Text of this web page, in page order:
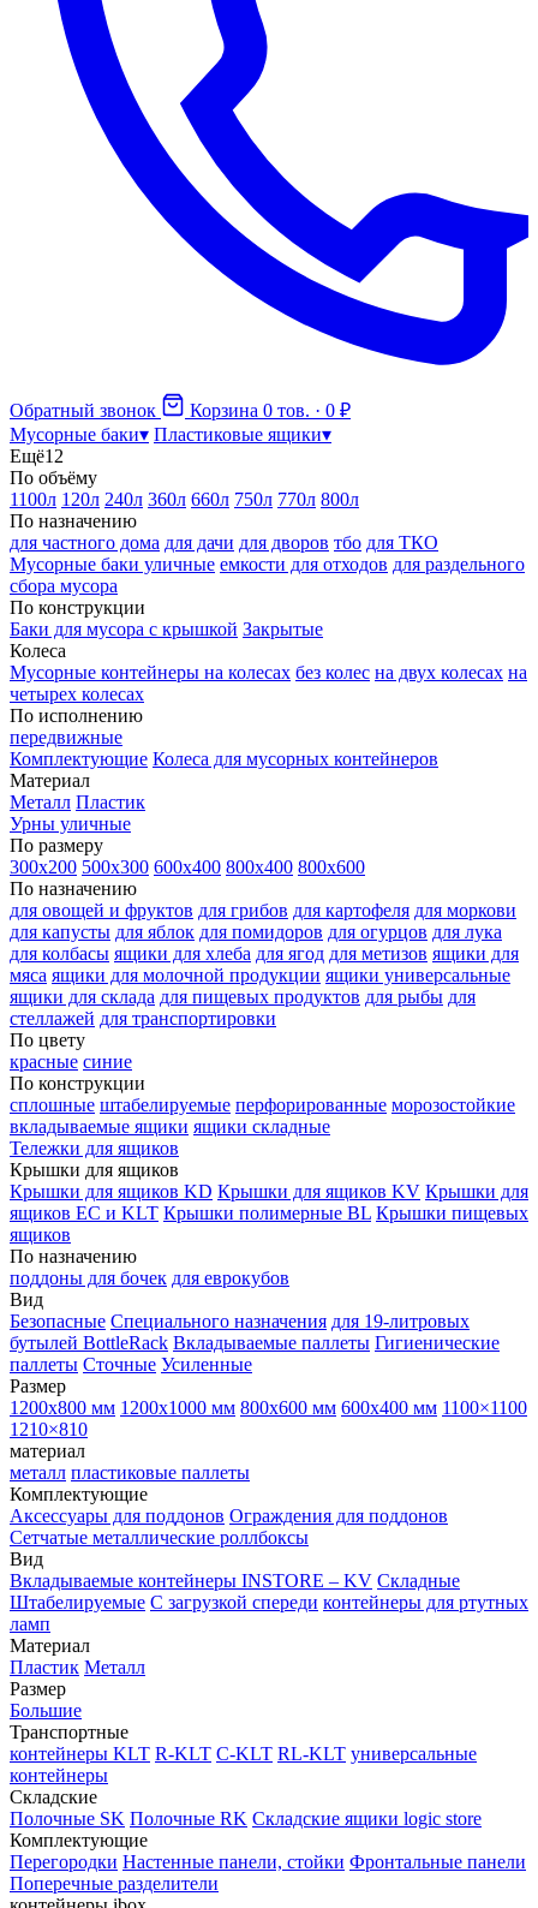
Обратный звонок Корзина 0 тов. · 0 ₽
Мусорные баки▾ Пластиковые ящики▾
Ещё12
По объёму
1100л 120л 240л 360л 660л 750л 770л 800л
По назначению
для частного дома для дачи для дворов тбо для ТКО
Мусорные баки уличные емкости для отходов для раздельного
сбора мусора
По конструкции
Баки для мусора с крышкой Закрытые
Колеса
Мусорные контейнеры на колесах без колес на двух колесах на
четырех колесах
По исполнению
передвижные
Комплектующие Колеса для мусорных контейнеров
Материал
Металл Пластик
Урны уличные
По размеру
300х200 500х300 600х400 800х400 800х600
По назначению
для овощей и фруктов для грибов для картофеля для моркови
для капусты для яблок для помидоров для огурцов для лука
для колбасы ящики для хлеба для ягод для метизов ящики для
мяса ящики для молочной продукции ящики универсальные
ящики для склада для пищевых продуктов для рыбы для
стеллажей для транспортировки
По цвету
красные синие
По конструкции
сплошные штабелируемые перфорированные морозостойкие
вкладываемые ящики ящики складные
Тележки для ящиков
Крышки для ящиков
Крышки для ящиков KD Крышки для ящиков KV Крышки для
ящиков EC и KLT Крышки полимерные BL Крышки пищевых
ящиков
По назначению
поддоны для бочек для еврокубов
Вид
Безопасные Специального назначения для 19-литровых
бутылей BottleRack Вкладываемые паллеты Гигиенические
паллеты Сточные Усиленные
Размер
1200х800 мм 1200х1000 мм 800х600 мм 600х400 мм 1100×1100
1210×810
материал
металл пластиковые паллеты
Комплектующие
Аксессуары для поддонов Ограждения для поддонов
Сетчатые металлические роллбоксы
Вид
Вкладываемые контейнеры INSTORE – KV Складные
Штабелируемые С загрузкой спереди контейнеры для ртутных
ламп
Материал
Пластик Металл
Размер
Большие
Транспортные
контейнеры KLT R-KLT C-KLT RL-KLT универсальные
контейнеры
Складские
Полочные SK Полочные RK Складские ящики logic store
Комплектующие
Перегородки Настенные панели, стойки Фронтальные панели
Поперечные разделители